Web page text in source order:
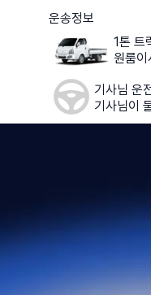
운송정보
1톤 트
원룸이
기사님 운
기사님이